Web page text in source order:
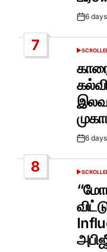
Post
6
7
POSTED
Post
6
8
POSTED
IN